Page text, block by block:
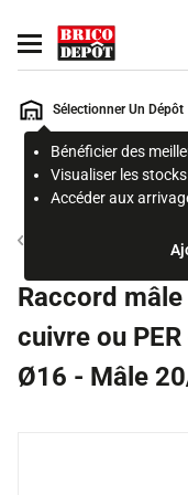
Ouvrir le menu
Sélectionner Un Dépôt
Bénéficier des
Visualiser les stocks
Accéder aux
Rechercher
page
Tube et raccord multicouche
Raccord
cuivre ou
Ø16 - Mâle